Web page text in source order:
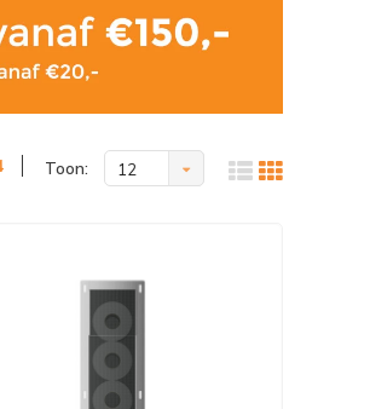
Toon: 12